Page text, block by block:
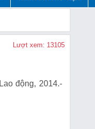
Lượt xem: 13105
động, 2014.-